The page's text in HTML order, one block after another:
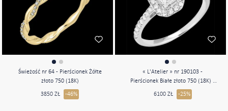
Świeżość nr 64 - Pierścionek Żółte
złoto 750 (18K)
3850 ZŁ -46%
« L'Atelier » nr 190103 -
Pierścionek Białe złoto 750 (18K) -
Diament laboratoryjny Prostokąt
0.5 karat - Korona z kamieni
6100 ZŁ -25%